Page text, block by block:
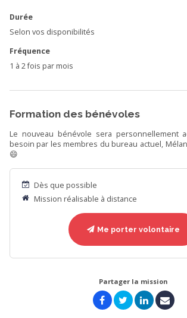
Durée
Selon vos disponibilités
Fréquence
1 à 2 fois par mois
Formation des bénévoles
Le nouveau bénévole sera personnellement
besoin par les membres du bureau actuel,
😄
Dès que possible
Mission réalisable à distance
Me porter volontaire
Partager la mission